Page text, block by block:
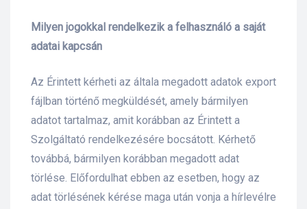
Milyen jogokkal rendelkezik a felhasználó a saját
adatai kapcsán
Az Érintett kérheti az általa megadott adatok export
fájlban történő megküldését, amely bármilyen
adatot tartalmaz, amit korábban az Érintett a
Szolgáltató rendelkezésére bocsátott. Kérhető
továbbá, bármilyen korábban megadott adat
törlése. Előfordulhat ebben az esetben, hogy az
adat törlésének kérése maga után vonja a hírlevélre